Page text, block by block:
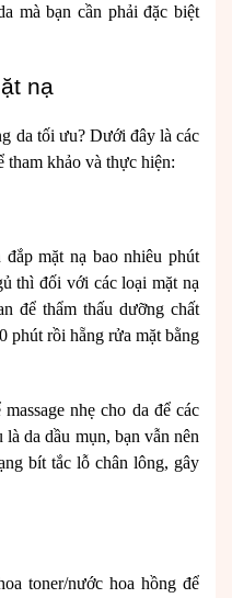
mà bạn cần phải đặc biệt
nạ
da tối ưu? Dưới đây là các
tham khảo và thực hiện:
mặt nạ bao nhiêu phút
thì đối với các loại mặt nạ
để thẩm thấu dưỡng chất
phút rồi hẵng rửa mặt bằng
nhẹ cho da để các
da dầu mụn, bạn vẫn nên
bít tắc lỗ chân lông, gây
toner/nước hoa hồng để